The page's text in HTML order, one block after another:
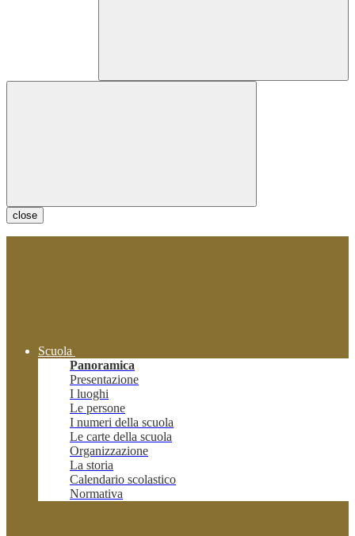
close
Scuola
Panoramica
Presentazione
I luoghi
Le persone
I numeri della scuola
Le carte della scuola
Organizzazione
La storia
Calendario scolastico
Normativa